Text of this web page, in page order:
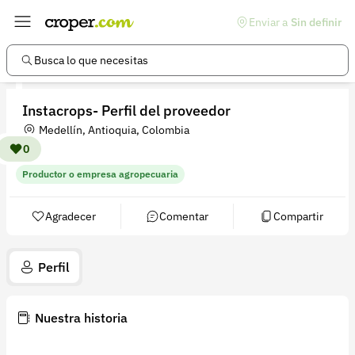
Enviar a Sin definir
Busca lo que necesitas
0
Instacrops- Perfil del proveedor
Medellín, Antioquia, Colombia
Productor o empresa agropecuaria
Agradecer Comentar Compartir
Perfil
Nuestra historia
Enlaces de interés
Preguntas frecuentes
Ayuda
Información legal
Términos y condiciones
Política de devoluciones
Cuenta